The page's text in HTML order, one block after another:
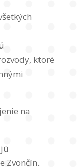
ktoré
na
Zvončín.